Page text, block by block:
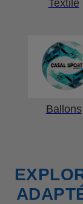
Textile
Ballons